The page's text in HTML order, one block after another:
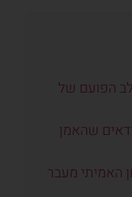
הפועם של
שהאמן
האמיתי מעבר